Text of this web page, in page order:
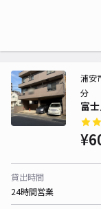
富
浦安
分
貸出時間
24時間営業